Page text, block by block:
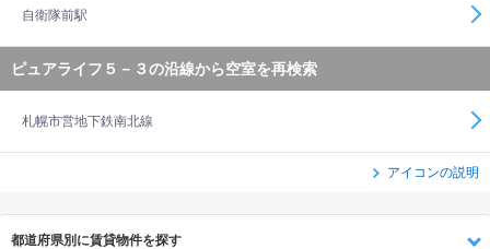
自衛隊前駅
ピュアライフ５－３の沿線から空室を再検索
札幌市営地下鉄南北線
アイコンの説明
都道府県別に賃貸物件を探す